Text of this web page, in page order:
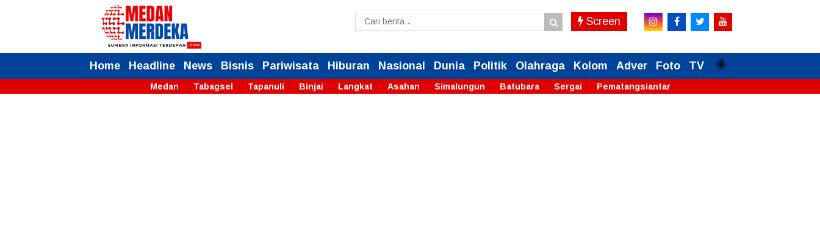
Screen
Home Headline News Bisnis Pariwisata Hiburan Nasional Dunia Politik Olahraga Kolom Adver Foto TV
Medan Tabagsel Tapanuli Binjai Langkat Asahan Simalungun Batubara Sergai Pematangsiantar